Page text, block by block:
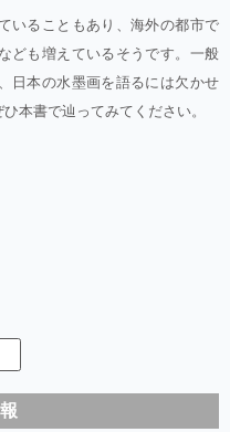
いることもあり、海外の都市で
ども増えているそうです。一般
日本の水墨画を語るには欠かせ
本書で辿ってみてください。